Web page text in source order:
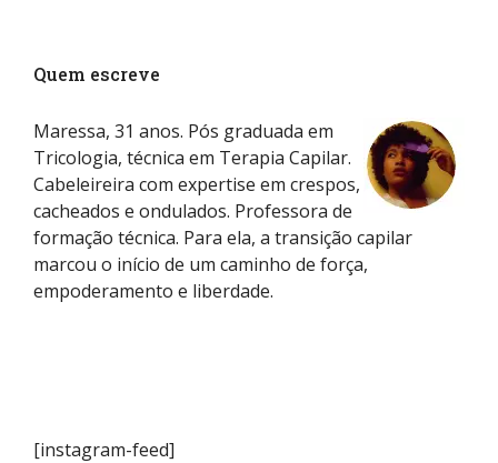
Quem escreve
Maressa, 31 anos. Pós graduada em
Tricologia, técnica em Terapia Capilar.
Cabeleireira com expertise em crespos,
cacheados e ondulados. Professora de
formação técnica. Para ela, a transição capilar
marcou o início de um caminho de força,
empoderamento e liberdade.
[instagram-feed]